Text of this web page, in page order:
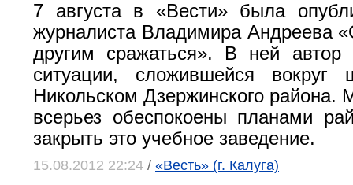
7 августа в «Вести» была
журналиста Владимира Андреева
другим сражаться». В ней автор
ситуации, сложившейся
Никольском Дзержинского района.
всерьез обеспокоены планами
закрыть это учебное заведение.
15.08.2012 22:24 / «Весть» (г. Калуга)